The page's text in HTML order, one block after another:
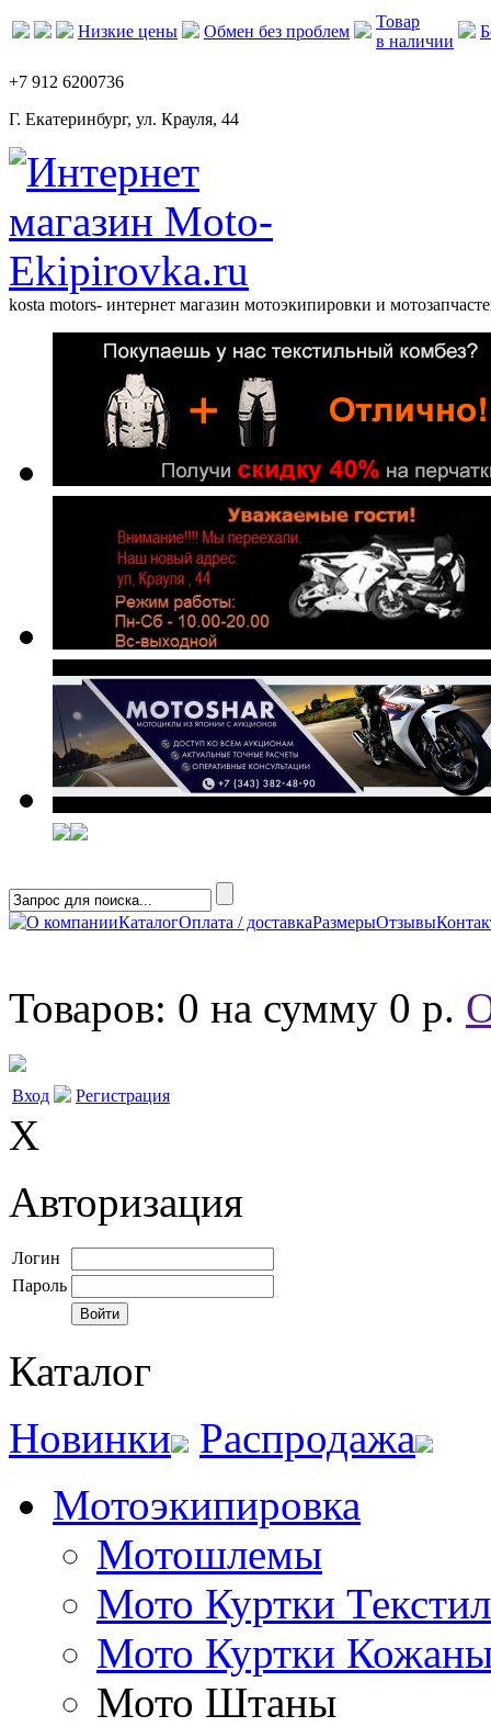
Низкие цены Обмен без проблем
Товар
в наличии
+7 912 6200736
Г. Екатеринбург, ул. Крауля, 44
kosta motors- интернет магазин мотоэкипировки и
О компанииКаталогОплата / доставкаРазмерыОтзывы
Товаров: 0 на сумму 0 р.
Вход Регистрация
X
Авторизация
Логин
Пароль
Каталог
Новинки
Распродажа
Мотоэкипировка
Мотошлемы
Мото Куртки
Мото Куртки
Мото Штаны